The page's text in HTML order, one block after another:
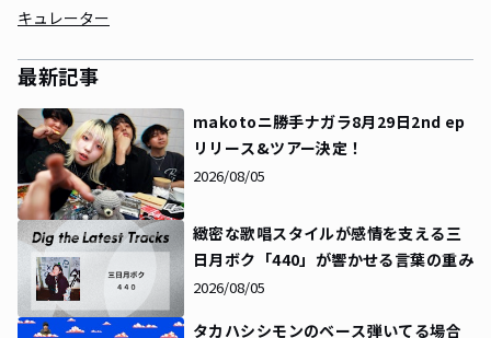
キュレーター
最新記事
makotoニ勝手ナガラ8月29日2nd ep
リリース&ツアー決定！
2026/08/05
緻密な歌唱スタイルが感情を支える――三
日月ボク「440」が響かせる言葉の重み
2026/08/05
タカハシシモンのベース弾いてる場合